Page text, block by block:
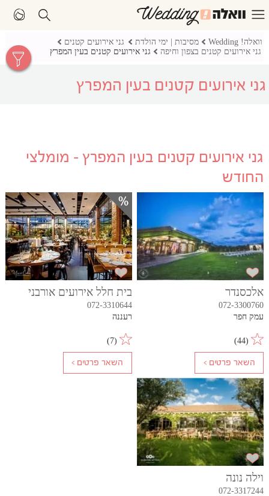
וואלה! Wedding מסיבות | ימי הולדת
גני אירועים קטנים
גני אירועים קטנים בצפון וחיפה
גני אירועים קטנים בעין המפרץ
גני אירועים קטנים בעין המפרץ
גני אירועים קטנים בעין המפרץ - מומלצי
החודש
אלכסנדר
072-3300760
עמק חפר
(
44
)
בית חלל אירועים אורבני
072-3310644
רעננה
(
7
)
וילה נונה
072-3317244